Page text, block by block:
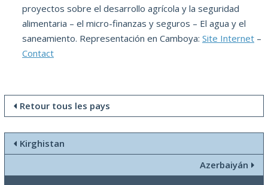
proyectos sobre el desarrollo agrícola y la seguridad
alimentaria – el micro-finanzas y seguros – El agua y el
saneamiento. Representación en Camboya: Site Internet –
Contact
Retour tous les pays
Kirghistan
Azerbaiyán